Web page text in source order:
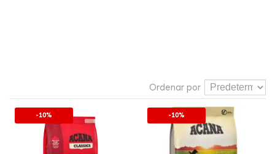
Ordenar por
-10% -10%